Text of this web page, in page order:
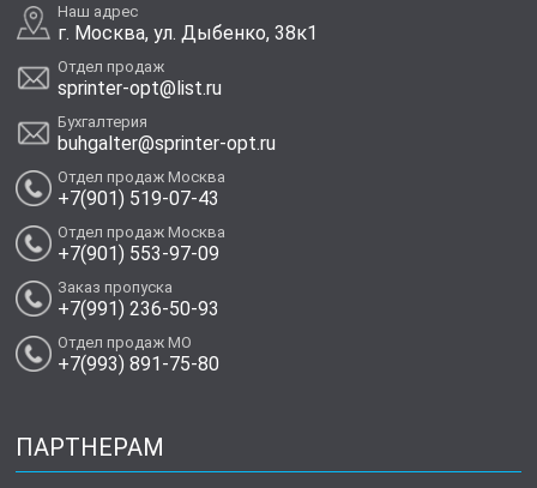
Наш адрес
г. Москва, ул. Дыбенко, 38к1
Отдел продаж
sprinter-opt@list.ru
Бухгалтерия
buhgalter@sprinter-opt.ru
Отдел продаж Москва
+7(901) 519-07-43
Отдел продаж Москва
+7(901) 553-97-09
Заказ пропуска
+7(991) 236-50-93
Отдел продаж МО
+7(993) 891-75-80
ПАРТНЕРАМ